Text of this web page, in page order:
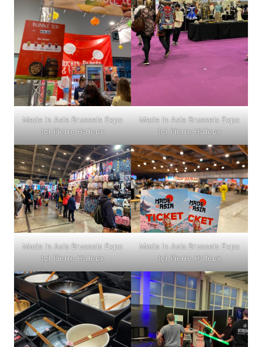
Made in Asia Brussels Expo
(c) Pierre Halleux
Made in Asia Brussels Expo
(c) Pierre Halleux
Made in Asia Brussels Expo
(c) Pierre Halleux
Made in Asia Brussels Expo
(c) Pierre Halleux